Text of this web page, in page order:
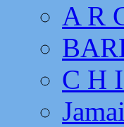
A R
C H